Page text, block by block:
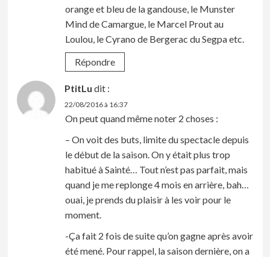
orange et bleu de la gandouse, le Munster
Mind de Camargue, le Marcel Prout au
Loulou, le Cyrano de Bergerac du Segpa etc.
Répondre
PtitLu dit :
22/08/2016 à 16:37
On peut quand même noter 2 choses :
– On voit des buts, limite du spectacle depuis
le début de la saison. On y était plus trop
habitué à Sainté… Tout n’est pas parfait, mais
quand je me replonge 4 mois en arrière, bah…
ouai, je prends du plaisir à les voir pour le
moment.
-Ça fait 2 fois de suite qu’on gagne après avoir
été mené. Pour rappel, la saison dernière, on a